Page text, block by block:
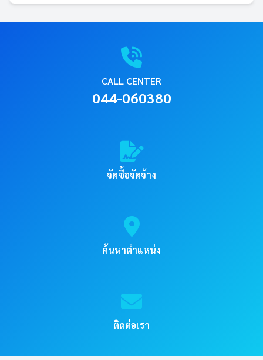
CALL CENTER
044-060380
จัดซื้อจัดจ้าง
ค้นหาตำแหน่ง
ติดต่อเรา